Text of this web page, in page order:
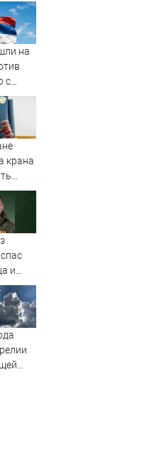
на
с
крана
–
и